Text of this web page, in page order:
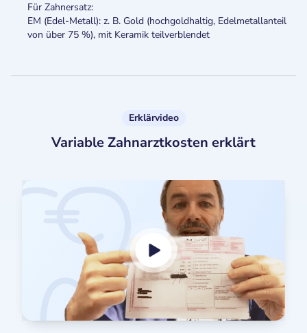
Für Zahnersatz:
EM (Edel-Metall): z. B. Gold (hochgoldhaltig, Edelmetallanteil
von über 75 %), mit Keramik teilverblendet
Erklärvideo
Variable Zahnarztkosten erklärt